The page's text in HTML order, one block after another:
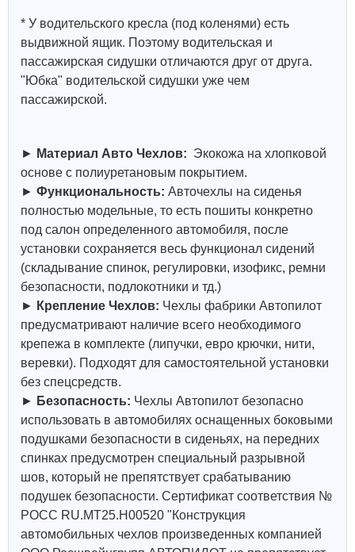
* У водительского кресла (под коленями) есть
выдвижной ящик. Поэтому водительская и
пассажирская сидушки отличаются друг от друга.
"Юбка" водительской сидушки уже чем
пассажирской.
► Материал Авто Чехлов: Экокожа на хлопковой
основе с полиуретановым покрытием.
► Функциональность: Авточехлы на сиденья
полностью модельные, то есть пошиты конкретно
под салон определенного автомобиля, после
установки сохраняется весь функционал сидений
(складывание спинок, регулировки, изофикс, ремни
безопасности, подлокотники и тд.)
► Крепление Чехлов: Чехлы фабрики Автопилот
предусматривают наличие всего необходимого
крепежа в комплекте (липучки, евро крючки, нити,
веревки). Подходят для самостоятельной установки
без спецсредств.
► Безопасность: Чехлы Автопилот безопасно
использовать в автомобилях оснащенных боковыми
подушками безопасности в сиденьях, на передних
спинках предусмотрен специальный разрывной
шов, который не препятствует срабатыванию
подушек безопасности. Сертификат соответствия №
РОСС RU.МТ25.Н00520 "Конструкция
автомобильных чехлов произведенных компанией